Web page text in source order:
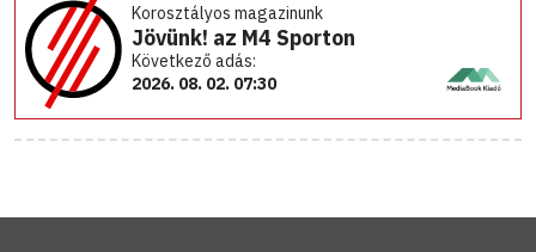
Korosztályos magazinunk
Jövünk! az M4 Sporton
Következő adás:
2026. 08. 02. 07:30